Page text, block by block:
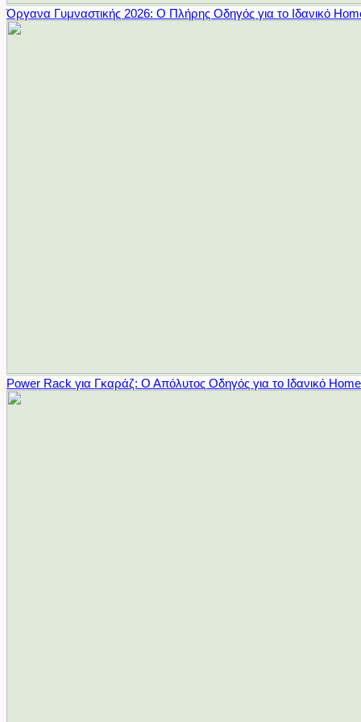
Όργανα Γυμναστικής 2026: Ο Πλήρης Οδηγός για το Ιδανικό
Power Rack για Γκαράζ: Ο Απόλυτος Οδηγός για το Ιδανικό